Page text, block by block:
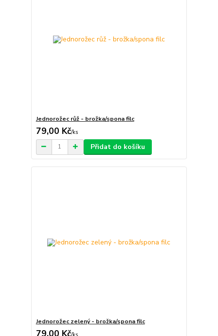
Jednorožec růž - brožka/spona filc
79,00 Kč/ks
Přidat do košíku
Jednorožec zelený - brožka/spona filc
79,00 Kč